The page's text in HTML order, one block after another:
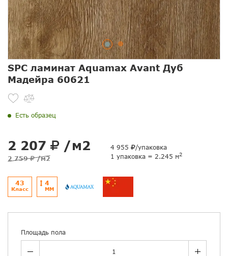
SPC ламинат Aquamax Avant Дуб
Мадейра 60621
Есть образец
2 207 /м2
2 759 /м2
4 955
/упаковка
1 упаковка = 2.245 м2
43
Класс
4
ММ
Площадь пола